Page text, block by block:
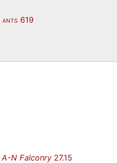
ANTS 619
A-N Falconry 27.15